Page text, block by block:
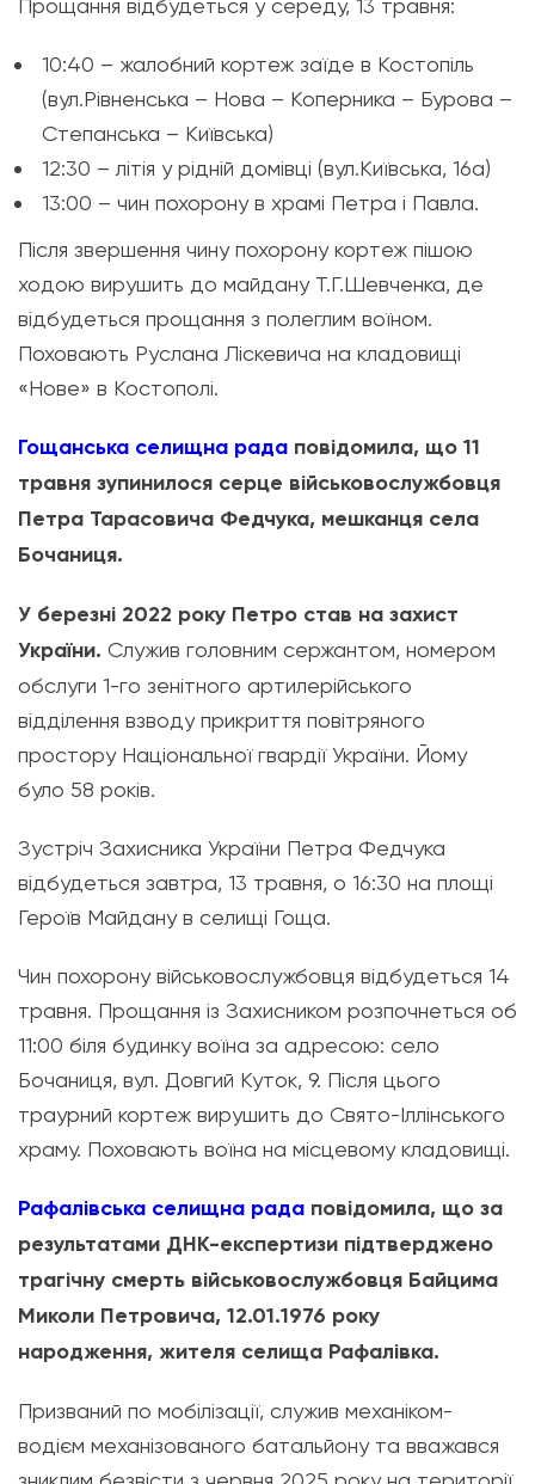
Прощання відбудеться у середу, 13 травня:
10:40 – жалобний кортеж заїде в Костопіль
(вул.Рівненська – Нова – Коперника – Бурова –
Степанська – Київська)
12:30 – літія у рідній домівці (вул.Київська, 16а)
13:00 – чин похорону в храмі Петра і Павла.
Після звершення чину похорону кортеж пішою
ходою вирушить до майдану Т.Г.Шевченка, де
відбудеться прощання з полеглим воїном.
Поховають Руслана Ліскевича на кладовищі
«Нове» в Костополі.
Гощанська селищна рада повідомила, що 11
травня зупинилося серце військовослужбовця
Петра Тарасовича Федчука, мешканця села
Бочаниця.
У березні 2022 року Петро став на захист
України. Служив головним сержантом, номером
обслуги 1-го зенітного артилерійського
відділення взводу прикриття повітряного
простору Національної гвардії України. Йому
було 58 років.
Зустріч Захисника України Петра Федчука
відбудеться завтра, 13 травня, о 16:30 на площі
Героїв Майдану в селищі Гоща.
Чин похорону військовослужбовця відбудеться 14
травня. Прощання із Захисником розпочнеться об
11:00 біля будинку воїна за адресою: село
Бочаниця, вул. Довгий Куток, 9. Після цього
траурний кортеж вирушить до Свято-Іллінського
храму. Поховають воїна на місцевому кладовищі.
Рафалівська селищна рада повідомила, що за
результатами ДНК-експертизи підтверджено
трагічну смерть військовослужбовця Байцима
Миколи Петровича, 12.01.1976 року
народження, жителя селища Рафалівка.
Призваний по мобілізації, служив механіком-
водієм механізованого батальйону та вважався